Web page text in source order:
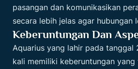
pasangan dan komunikasikan
secara lebih jelas agar hubungan
Keberuntungan Dan
Aquarius yang lahir pada tanggal
kali memiliki keberuntungan